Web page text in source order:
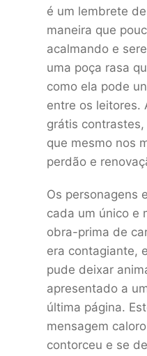
é um lembrete
maneira que
acalmando e
uma poça rasa
como ela pode
entre os leitores.
grátis
que mesmo nos
perdão e
Os personagens
cada um único e
obra-prima de
era contagiante,
pude deixar
apresentado a
última página.
mensagem
contorceu e se